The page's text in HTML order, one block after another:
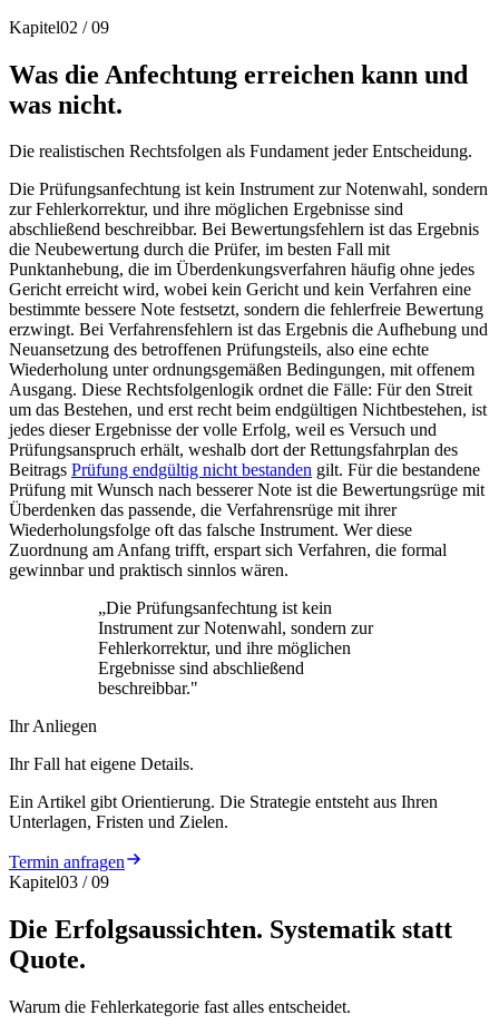
Kapitel02 /09
Was die Anfechtung erreichen kann und
was nicht.
Die realistischen Rechtsfolgen als Fundament jeder Entscheidung.
Die Prüfungsanfechtung ist kein Instrument zur Notenwahl, sondern
zur Fehlerkorrektur, und ihre möglichen Ergebnisse sind
abschließend beschreibbar. Bei Bewertungsfehlern ist das Ergebnis
die Neubewertung durch die Prüfer, im besten Fall mit
Punktanhebung, die im Überdenkungsverfahren häufig ohne jedes
Gericht erreicht wird, wobei kein Gericht und kein Verfahren eine
bestimmte bessere Note festsetzt, sondern die fehlerfreie Bewertung
erzwingt. Bei Verfahrensfehlern ist das Ergebnis die Aufhebung und
Neuansetzung des betroffenen Prüfungsteils, also eine echte
Wiederholung unter ordnungsgemäßen Bedingungen, mit offenem
Ausgang. Diese Rechtsfolgenlogik ordnet die Fälle: Für den Streit
um das Bestehen, und erst recht beim endgültigen Nichtbestehen, ist
jedes dieser Ergebnisse der volle Erfolg, weil es Versuch und
Prüfungsanspruch erhält, weshalb dort der Rettungsfahrplan des
Beitrags Prüfung endgültig nicht bestanden gilt. Für die bestandene
Prüfung mit Wunsch nach besserer Note ist die Bewertungsrüge mit
Überdenken das passende, die Verfahrensrüge mit ihrer
Wiederholungsfolge oft das falsche Instrument. Wer diese
Zuordnung am Anfang trifft, erspart sich Verfahren, die formal
gewinnbar und praktisch sinnlos wären.
„Die Prüfungsanfechtung ist kein
Instrument zur Notenwahl, sondern zur
Fehlerkorrektur, und ihre möglichen
Ergebnisse sind abschließend
beschreibbar."
Ihr Anliegen
Ihr Fall hat eigene Details.
Ein Artikel gibt Orientierung. Die Strategie entsteht aus Ihren
Unterlagen, Fristen und Zielen.
Termin anfragen
Kapitel03 /09
Die Erfolgsaussichten. Systematik statt
Quote.
Warum die Fehlerkategorie fast alles entscheidet.